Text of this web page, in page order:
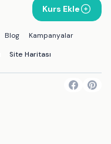
Kurs Ekle
Blog
Kampanyalar
Site Haritası